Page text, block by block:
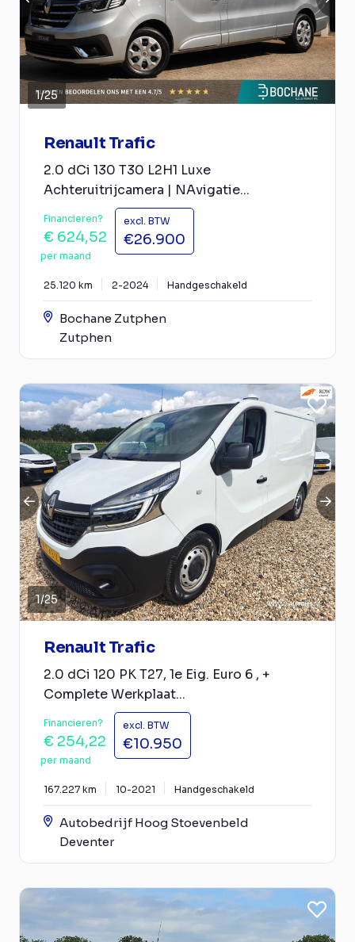
1/25
Renault Trafic
2.0 dCi 130 T30 L2H1 Luxe
Achteruitrijcamera | NAvigatie...
Financieren?
€ 624,52
per maand
excl. BTW
€26.900
25.120 km 2-2024 Handgeschakeld
Bochane Zutphen
Zutphen
1/25
Renault Trafic
2.0 dCi 120 PK T27, 1e Eig. Euro 6 , +
Complete Werkplaat...
Financieren?
€ 254,22
per maand
excl. BTW
€10.950
167.227 km 10-2021 Handgeschakeld
Autobedrijf Hoog Stoevenbeld
Deventer